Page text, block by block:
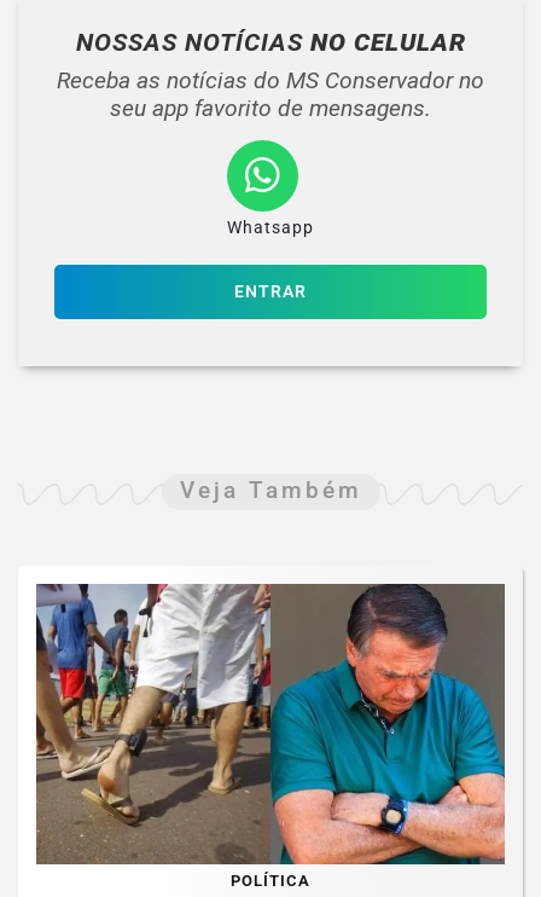
NOSSAS NOTÍCIAS NO CELULAR
Receba as notícias do MS Conservador no
seu app favorito de mensagens.
Whatsapp
ENTRAR
Veja Também
POLÍTICA